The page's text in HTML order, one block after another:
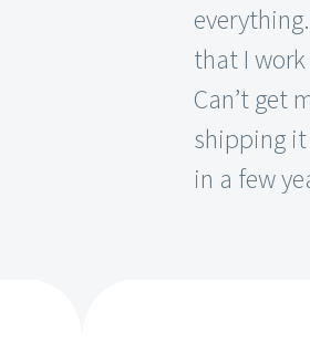
that I
Can’t get
shipping it
in a few